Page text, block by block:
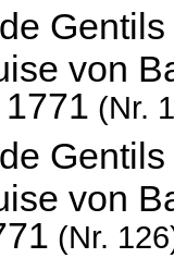
von
(Nr.
von
(Nr.